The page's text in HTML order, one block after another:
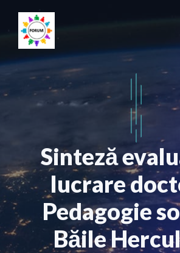
conținut
Sinteză
lucrare
Pedagogie
Băile